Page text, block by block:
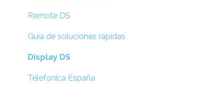
Remote DS
Guía de soluciones rápidas
Display DS
Telefonica España